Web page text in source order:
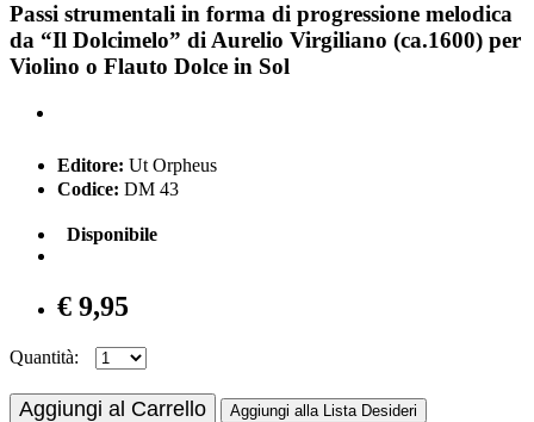
Passi strumentali in forma di progressione melodica
da “Il Dolcimelo” di Aurelio Virgiliano (ca.1600) per
Violino o Flauto Dolce in Sol
Editore: Ut Orpheus
Codice: DM 43
Disponibile
€ 9,95
Quantità:
Aggiungi al Carrello Aggiungi alla Lista Desideri